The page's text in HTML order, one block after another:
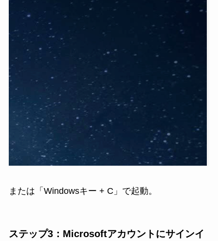
または「Windowsキー + C」で起動。
ステップ3：Microsoftアカウントにサインイ